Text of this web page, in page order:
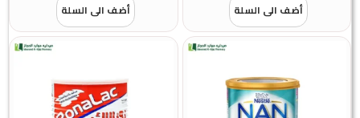
أضف الى السلة
أضف الى السلة